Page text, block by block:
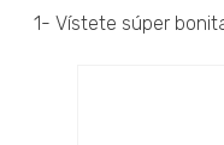
1- Vístete súper